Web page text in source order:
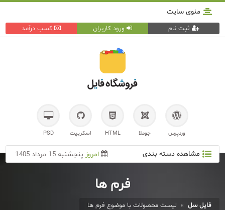
منوی سایت
کسب درآمد ورود کاربران ثبت نام
وردپرس جوملا HTML اسکریپت PSD
مشاهده دسته بندی امروز پنجشنبه 15 مرداد 1405
فرم ها
فایل سل » لیست محصولات با موضوع فرم ها